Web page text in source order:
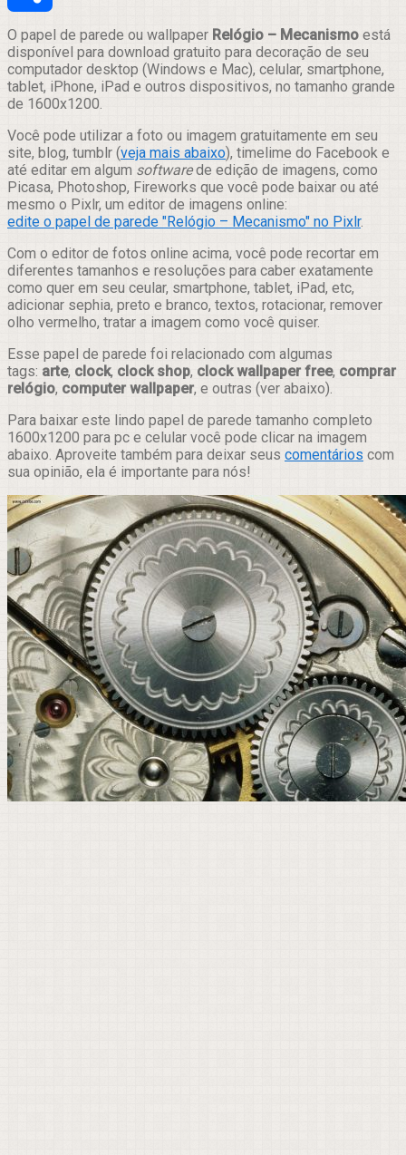
Compartilhar
O papel de parede ou wallpaper Relógio – Mecanismo está
disponível para download gratuito para decoração de seu
computador desktop (Windows e Mac), celular, smartphone,
tablet, iPhone, iPad e outros dispositivos, no tamanho grande
de 1600x1200.
Você pode utilizar a foto ou imagem gratuitamente em seu
site, blog, tumblr (veja mais abaixo), timelime do Facebook e
até editar em algum softwarede edição de imagens, como
Picasa, Photoshop, Fireworks que você pode baixar ou até
mesmo o Pixlr, um editor de imagens online:
edite o papel de parede "Relógio – Mecanismo" no Pixlr.
Com o editor de fotos online acima, você pode recortar em
diferentes tamanhos e resoluções para caber exatamente
como quer em seu ceular, smartphone, tablet, iPad, etc,
adicionar sephia, preto e branco, textos, rotacionar, remover
olho vermelho, tratar a imagem como você quiser.
Esse papel de parede foi relacionado com algumas
tags: arte, clock, clock shop, clock wallpaper free, comprar
relógio, computer wallpaper, e outras (ver abaixo).
Para baixar este lindo papel de parede tamanho completo
1600x1200 para pc e celular você pode clicar na imagem
abaixo. Aproveite também para deixar seus comentários com
sua opinião, ela é importante para nós!